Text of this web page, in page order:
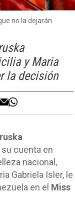
no la dejarán
y Maria
la decisión
cuenta en
nacional,
Gabriela Isler, le
en el Miss